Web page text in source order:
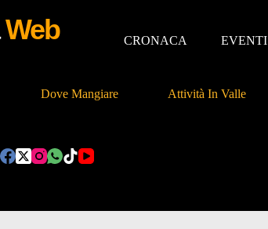
Web CRONACA EVENTI
Dove Mangiare Attività In Valle